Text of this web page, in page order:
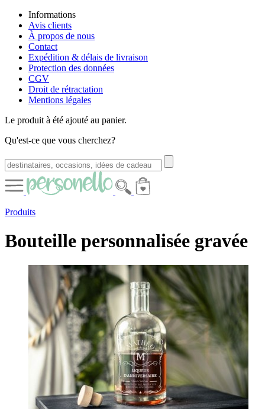
Informations
Avis clients
À propos de nous
Contact
Expédition & délais de livraison
Protection des données
CGV
Droit de rétractation
Mentions légales
Le produit à été ajouté au panier.
Qu'est-ce que vous cherchez?
Produits
Bouteille personnalisée gravée